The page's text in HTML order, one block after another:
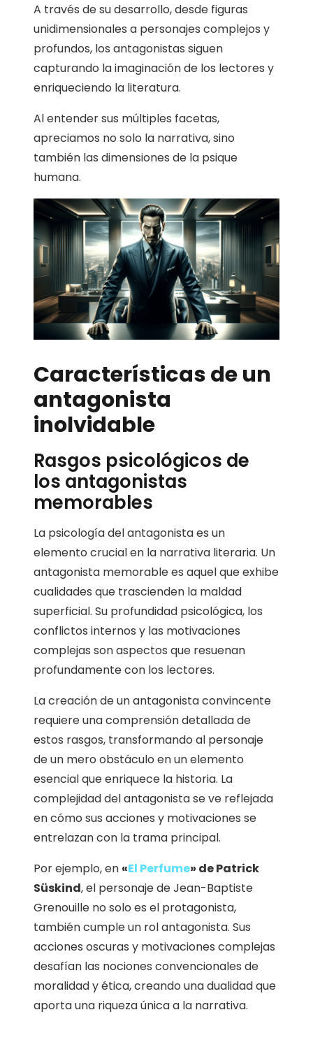
A través de su desarrollo, desde figuras
unidimensionales a personajes complejos y
profundos, los antagonistas siguen
capturando la imaginación de los lectores y
enriqueciendo la literatura.
Al entender sus múltiples facetas,
apreciamos no solo la narrativa, sino
también las dimensiones de la psique
humana.
Características de un
antagonista
inolvidable
Rasgos psicológicos de
los antagonistas
memorables
La psicología del antagonista es un
elemento crucial en la narrativa literaria. Un
antagonista memorable es aquel que exhibe
cualidades que trascienden la maldad
superficial. Su profundidad psicológica, los
conflictos internos y las motivaciones
complejas son aspectos que resuenan
profundamente con los lectores.
La creación de un antagonista convincente
requiere una comprensión detallada de
estos rasgos, transformando al personaje
de un mero obstáculo en un elemento
esencial que enriquece la historia. La
complejidad del antagonista se ve reflejada
en cómo sus acciones y motivaciones se
entrelazan con la trama principal.
Por ejemplo, en «El Perfume» de Patrick
Süskind, el personaje de Jean-Baptiste
Grenouille no solo es el protagonista,
también cumple un rol antagonista. Sus
acciones oscuras y motivaciones complejas
desafían las nociones convencionales de
moralidad y ética, creando una dualidad que
aporta una riqueza única a la narrativa.